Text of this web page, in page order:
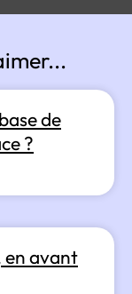
de
?
en avant